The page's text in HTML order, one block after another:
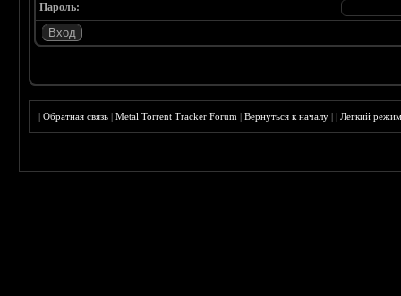
Пароль:
|Обратная связь |Metal Torrent Tracker Forum |Вернуться к началу ||Лёгкий